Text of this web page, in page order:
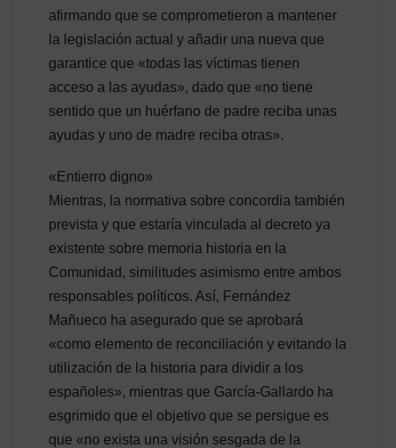
afirmando que se comprometieron a mantener
la legislación actual y añadir una nueva que
garantice que «todas las víctimas tienen
acceso a las ayudas», dado que «no tiene
sentido que un huérfano de padre reciba unas
ayudas y uno de madre reciba otras».
«Entierro digno»
Mientras, la normativa sobre concordia también
prevista y que estaría vinculada al decreto ya
existente sobre memoria historia en la
Comunidad, similitudes asimismo entre ambos
responsables políticos. Así, Fernández
Mañueco ha asegurado que se aprobará
«como elemento de reconciliación y evitando la
utilización de la historia para dividir a los
españoles», mientras que García-Gallardo ha
esgrimido que el objetivo que se persigue es
que «no exista una visión sesgada de la